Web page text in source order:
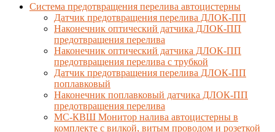
Система предотвращения перелива автоцистерны
Датчик предотвращения перелива ДЛОК-ПП
Наконечник оптический датчика ДЛОК-ПП
предотвращения перелива
Наконечник оптический датчика ДЛОК-ПП
предотвращения перелива с трубкой
Датчик предотвращения перелива ДЛОК-ПП
поплавковый
Наконечник поплавковый датчика ДЛОК-ПП
предотвращения перелива
МС-КВШ Монитор налива автоцистерны в
комплекте с вилкой, витым проводом и розеткой